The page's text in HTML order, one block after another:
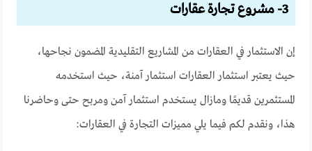
3- مشروع تجارة عقارات
إن الاستثمار في العقارات من المشاريع التقليدية المضمون نجاحها،
حيث يعتبر استثمار العقارات استثمار آمنة، حيث استخدمه
المستثمرين قديمًا ومازال يستخدم استثمار آمن ومربح حتى وحاضرنا
هذا، ونقدم لكم فيما يلي مميزات التجارة في العقارات: